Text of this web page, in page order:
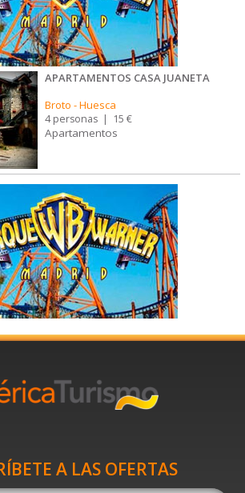
APARTAMENTOS CASA JUANETA
Broto -Huesca
4 personas | 15 €
Apartamentos
A LAS OFERTAS